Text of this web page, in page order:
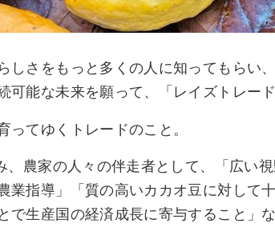
しさをもっと多くの人に知ってもらい
可能な未来を願って、「レイズトレー
ってゆくトレードのこと。
、農家の人々の伴走者として、「広い
業指導」「質の高いカカオ豆に対して
で生産国の経済成長に寄与すること」